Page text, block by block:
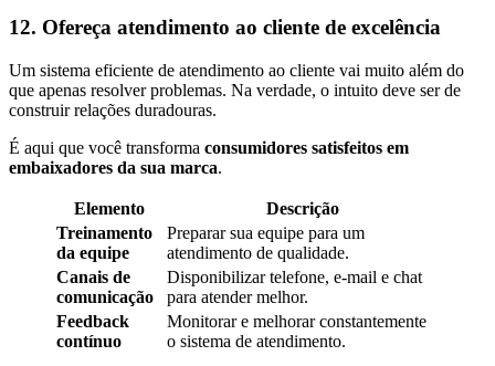
12. Ofereça atendimento ao cliente de excelência
Um sistema eficiente de atendimento ao cliente vai muito além do
que apenas resolver problemas. Na verdade, o intuito deve ser de
construir relações duradouras.
É aqui que você transforma consumidores satisfeitos em
embaixadores da sua marca.
Elemento
Descrição
Treinamento
da equipe
Preparar sua equipe para um
atendimento de qualidade.
Canais de
comunicação
Disponibilizar telefone, e-mail e chat
para atender melhor.
Feedback
contínuo
Monitorar e melhorar constantemente
o sistema de atendimento.